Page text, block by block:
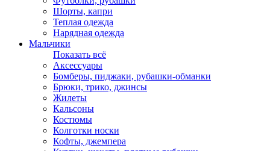
Шорты, капри
Теплая одежда
Нарядная одежда
Мальчики
Показать всё
Аксессуары
Бомберы, пиджаки, рубашки-обманки
Брюки, трико, джинсы
Жилеты
Кальсоны
Костюмы
Колготки носки
Кофты, джемпера